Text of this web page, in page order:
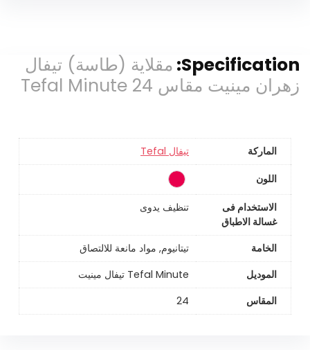
Specification: مقلاية (طاسة) تيفال
زهران مينيت مقاس 24 Tefal Minute
الماركة
تيفال Tefal
اللون
الاستخدام فى
غسالة الاطباق
تنظيف يدوى
الخامة
تيتانيوم, مواد مانعة للالتصاق
الموديل
Tefal Minute تيفال مينيت
المقاس
24